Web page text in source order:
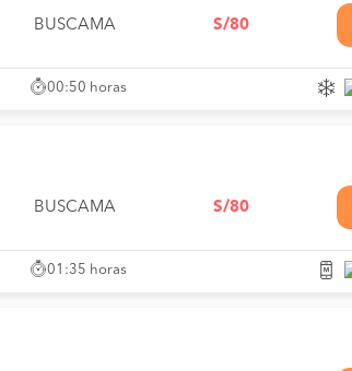
BUSCAMA S/80
00:50 horas
BUSCAMA S/80
01:35 horas